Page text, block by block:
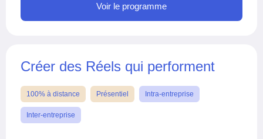
Voir le programme
Créer des Réels qui performent
100% à distance Présentiel Intra-entreprise
Inter-entreprise